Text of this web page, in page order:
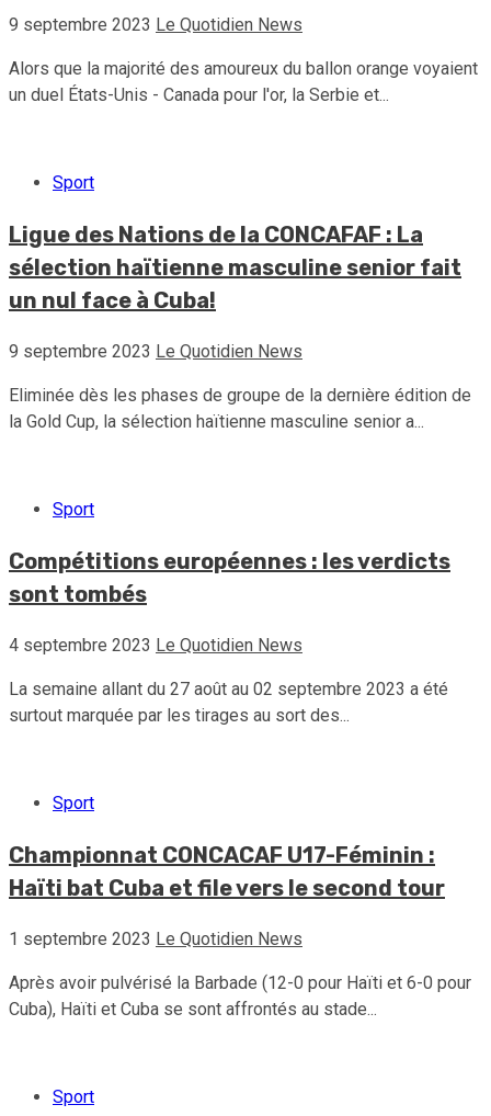
9 septembre 2023 Le Quotidien News
Alors que la majorité des amoureux du ballon orange voyaient
un duel États-Unis - Canada pour l'or, la Serbie et...
Sport
Ligue des Nations de la CONCAFAF : La
sélection haïtienne masculine senior fait
un nul face à Cuba!
9 septembre 2023 Le Quotidien News
Eliminée dès les phases de groupe de la dernière édition de
la Gold Cup, la sélection haïtienne masculine senior a...
Sport
Compétitions européennes : les verdicts
sont tombés
4 septembre 2023 Le Quotidien News
La semaine allant du 27 août au 02 septembre 2023 a été
surtout marquée par les tirages au sort des...
Sport
Championnat CONCACAF U17-Féminin :
Haïti bat Cuba et file vers le second tour
1 septembre 2023 Le Quotidien News
Après avoir pulvérisé la Barbade (12-0 pour Haïti et 6-0 pour
Cuba), Haïti et Cuba se sont affrontés au stade...
Sport